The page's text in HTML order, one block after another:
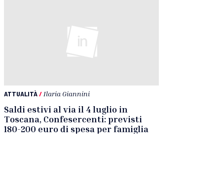
ATTUALITÀ/ Ilaria Giannini
Saldi estivi al via il 4 luglio in
Toscana, Confesercenti: previsti
180-200 euro di spesa per famiglia